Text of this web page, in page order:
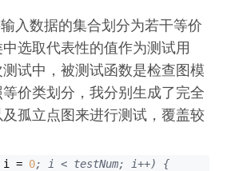
入数据的集合划分为若干等价
选取代表性的值作为测试用
试中，被测试函数是检查图模
价类划分，我分别生成了完全
孤立点图来进行测试，覆盖较
i = 0; i < testNum; i++) {